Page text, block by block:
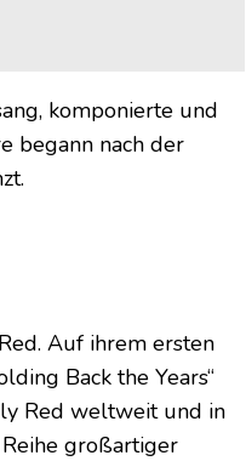
komponierte und
begann nach der
Auf ihrem ersten
Back the Years“
Red weltweit und in
großartiger